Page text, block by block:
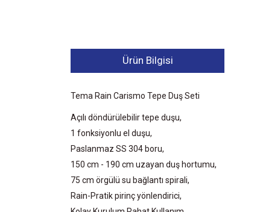
Ürün Bilgisi
Tema Rain Carismo Tepe Duş Seti
Açılı döndürülebilir tepe duşu,
1 fonksiyonlu el duşu,
Paslanmaz SS 304 boru,
150 cm - 190 cm uzayan duş hortumu,
75 cm örgülü su bağlantı spirali,
Rain-Pratik pirinç yönlendirici,